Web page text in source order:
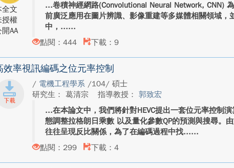
全文
授權
AA
卷積神經網路(Convolutional Neural Network, CNN)
前廣泛應用在圖片辨識、影像重建等多媒體相關領域，
中，...
點閱：444
下載：9
效率視訊編碼之位元率控制
/ 電機工程學系 /104/ 碩士
研究生： 葛清宗
指導教授：郭致宏
在本論文中，我們將針對HEVC提出一套位元率控制
態調整拉格朗日乘數 以及量化參數QP的預測與搜尋。
往往呈現反比關係，為了在編碼過程中找...
點閱：299
下載：4